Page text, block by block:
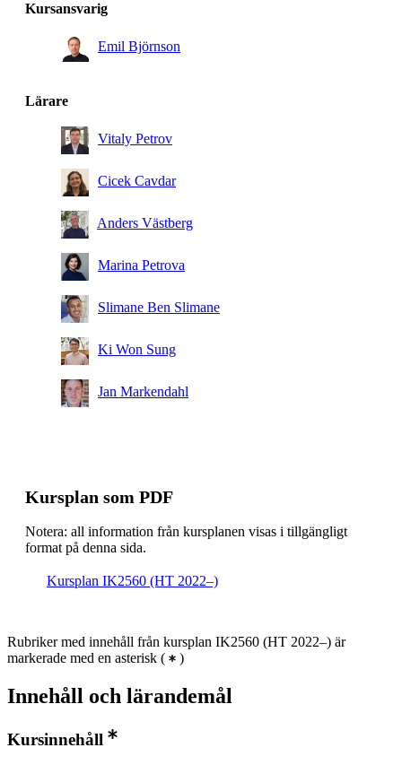
Kursansvarig
Emil Björnson
Lärare
Vitaly Petrov
Cicek Cavdar
Anders Västberg
Marina Petrova
Slimane Ben Slimane
Ki Won Sung
Jan Markendahl
Kursplan som PDF
Notera: all information från kursplanen visas i tillgängligt
format på denna sida.
Kursplan IK2560 (HT 2022–)
Rubriker med innehåll från kursplan IK2560 (HT 2022–) är
markerade med en asterisk ( )
Innehåll och lärandemål
Kursinnehåll